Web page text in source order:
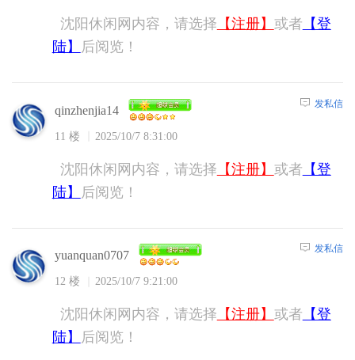
沈阳休闲网内容，请选择 【注册】 或者 【登
陆】
后阅览！
qinzhenjia14
11 楼 2025/10/7 8:31:00
发私信
沈阳休闲网内容，请选择 【注册】 或者 【登
陆】
后阅览！
yuanquan0707
12 楼 2025/10/7 9:21:00
发私信
沈阳休闲网内容，请选择 【注册】 或者 【登
陆】
后阅览！